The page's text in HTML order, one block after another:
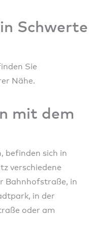
Schwerte
Sie
Nähe.
mit dem
befinden sich in
verschiedene
Bahnhofstraße, in
in der
oder am